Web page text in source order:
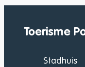
Toerisme
AdresStadhuis